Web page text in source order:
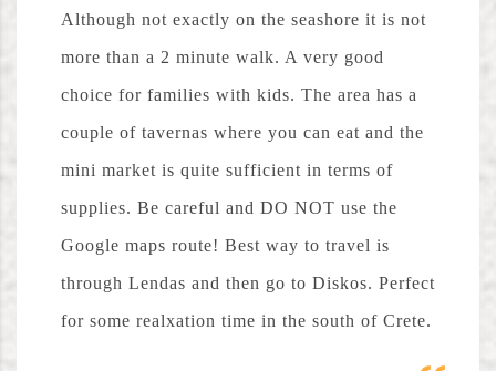
Although not exactly on the seashore it is not
more than a 2 minute walk. A very good
choice for families with kids. The area has a
couple of tavernas where you can eat and the
mini market is quite sufficient in terms of
supplies. Be careful and DO NOT use the
Google maps route! Best way to travel is
through Lendas and then go to Diskos. Perfect
for some realxation time in the south of Crete.